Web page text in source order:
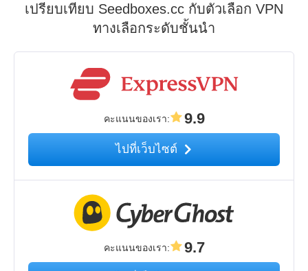
เปรียบเทียบ Seedboxes.cc กับตัวเลือก VPN
ทางเลือกระดับชั้นนำ
คะแนนของเรา: 9.9
ไปที่เว็บไซต์
คะแนนของเรา: 9.7